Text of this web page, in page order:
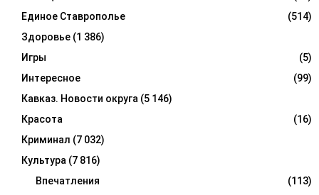
Единое Ставрополье
(514)
Здоровье (1 386)
Игры
(5)
Интересное
(99)
Кавказ. Новости округа (5 146)
Красота
(16)
Криминал (7 032)
Культура (7 816)
Впечатления
(113)